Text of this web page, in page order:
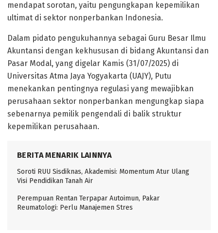
mendapat sorotan, yaitu pengungkapan kepemilikan
ultimat di sektor nonperbankan Indonesia.
Dalam pidato pengukuhannya sebagai Guru Besar Ilmu
Akuntansi dengan kekhususan di bidang Akuntansi dan
Pasar Modal, yang digelar Kamis (31/07/2025) di
Universitas Atma Jaya Yogyakarta (UAJY), Putu
menekankan pentingnya regulasi yang mewajibkan
perusahaan sektor nonperbankan mengungkap siapa
sebenarnya pemilik pengendali di balik struktur
kepemilikan perusahaan.
BERITA MENARIK LAINNYA
Soroti RUU Sisdiknas, Akademisi: Momentum Atur Ulang
Visi Pendidikan Tanah Air
Perempuan Rentan Terpapar Autoimun, Pakar
Reumatologi: Perlu Manajemen Stres